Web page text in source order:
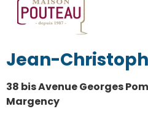
Jean-
38 bis Avenue Georges
Margency